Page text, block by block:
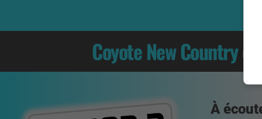
Coyote New Country
À